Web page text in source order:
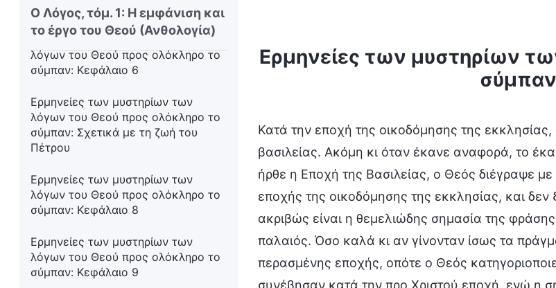
Ο Λόγος, τόμ. 1: Η εμφάνιση και
το έργο του Θεού (Ανθολογία)
σύμπαν: Κεφάλαιο 5
Ερμηνείες των μυστηρίων των
λόγων του Θεού προς ολόκληρο το
σύμπαν: Κεφάλαιο 6
Ερμηνείες των μυστηρίων των
λόγων του Θεού προς ολόκληρο το
σύμπαν: Σχετικά με τη ζωή του
Πέτρου
Ερμηνείες των μυστηρίων των
λόγων του Θεού προς ολόκληρο το
σύμπαν: Κεφάλαιο 8
Ερμηνείες των μυστηρίων των
λόγων του Θεού προς ολόκληρο το
σύμπαν: Κεφάλαιο 9
Ερμηνείες των μυστηρίων
Κατά την εποχή της οικοδόμησης της
βασιλείας. Ακόμη κι όταν έκανε αναφορά, το
ήρθε η Εποχή της Βασιλείας, ο Θεός διέγραψε
εποχής της οικοδόμησης της εκκλησίας, και
ακριβώς είναι η θεμελιώδης σημασία της
παλαιός. Όσο καλά κι αν γίνονταν ίσως τα
περασμένης εποχής, οπότε ο Θεός
συνέβησαν κατά την προ Χριστού εποχή, ενώ η